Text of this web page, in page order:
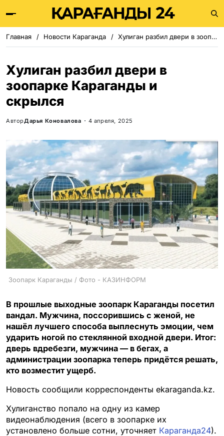
Главная Новости Караганда Хулиган разбил двери в зоопарке Караганды и скрылся
Хулиган разбил двери в
зоопарке Караганды и
скрылся
АвторДарья Коновалова 4 апреля, 2025
Зоопарк Караганды / Фото - КАЗИНФОРМ
В прошлые выходные зоопарк Караганды посетил
вандал. Мужчина, поссорившись с женой, не
нашёл лучшего способа выплеснуть эмоции, чем
ударить ногой по стеклянной входной двери. Итог:
дверь вдребезги, мужчина — в бегах, а
администрации зоопарка теперь придётся решать,
кто возместит ущерб.
Новость сообщили корреспонденты ekaraganda.kz.
Хулиганство попало на одну из камер
видеонаблюдения (всего в зоопарке их
установлено больше сотни, уточняет Караганда24).